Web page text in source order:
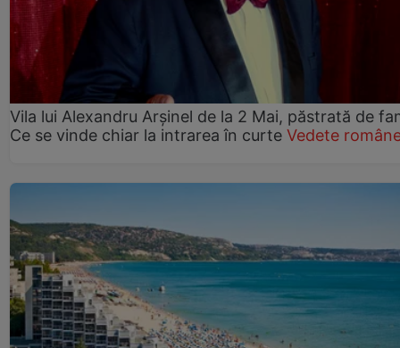
Vila lui Alexandru Arșinel de la 2 Mai, păstrată de
Ce se vinde chiar la intrarea în curte Vedete